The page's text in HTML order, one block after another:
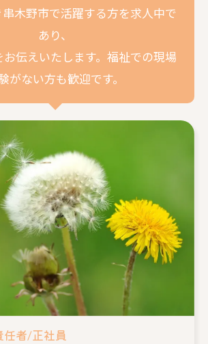
串木野市で活躍する方を求人中で
あり、
伝えいたします。福祉での現場
がない方も歓迎です。
任者/正社員